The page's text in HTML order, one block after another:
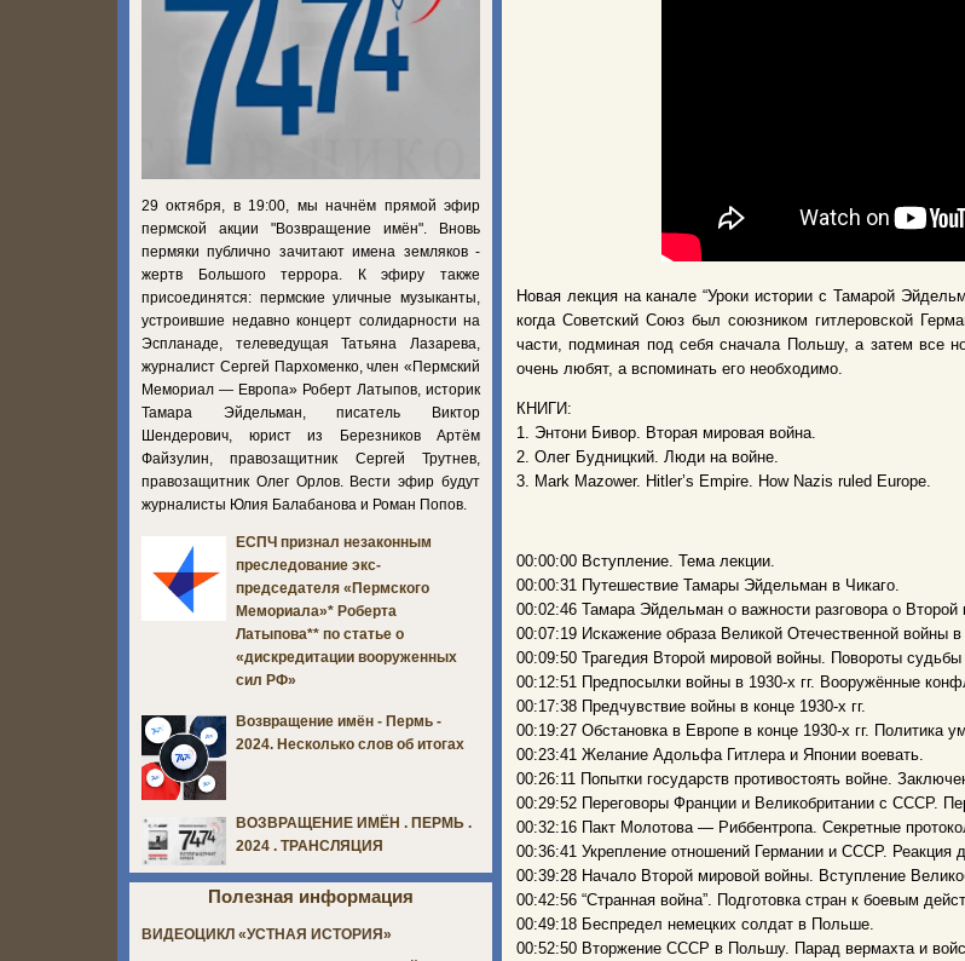
Новая лекция на канале “Уроки истории с Тамарой
когда Советский Союз был союзником гитлеровской
части, подминая под себя сначала Польшу, а затем все
очень любят, а вспоминать его необходимо.
КНИГИ:
1. Энтони Бивор. Вторая мировая война.
2. Олег Будницкий. Люди на войне.
3. Mark Mazower. Hitler’s Empire. How Nazis ruled Europe.
00:00:00 Вступление. Тема лекции.
00:00:31 Путешествие Тамары Эйдельман в Чикаго.
00:02:46 Тамара Эйдельман о важности разговора о Второй
00:07:19 Искажение образа Великой Отечественной войны
00:09:50 Трагедия Второй мировой войны. Повороты
00:12:51 Предпосылки войны в 1930-х гг. Вооружённые
00:17:38 Предчувствие войны в конце 1930-х гг.
00:19:27 Обстановка в Европе в конце 1930-х гг. Политика
00:23:41 Желание Адольфа Гитлера и Японии воевать.
00:26:11 Попытки государств противостоять войне.
00:29:52 Переговоры Франции и Великобритании с СССР.
00:32:16 Пакт Молотова — Риббентропа. Секретные
00:36:41 Укрепление отношений Германии и СССР. Реакция
00:39:28 Начало Второй мировой войны. Вступление
00:42:56 “Странная война”. Подготовка стран к боевым
00:49:18 Беспредел немецких солдат в Польше.
00:52:50 Вторжение СССР в Польшу. Парад вермахта и
29 октября, в 19:00, мы начнём прямой эфир
пермской акции "Возвращение имён". Вновь
пермяки публично зачитают имена земляков -
жертв Большого террора. К эфиру также
присоединятся: пермские уличные музыканты,
устроившие недавно концерт солидарности на
Эспланаде, телеведущая Татьяна Лазарева,
журналист Сергей Пархоменко, член «Пермский
Мемориал — Европа» Роберт Латыпов, историк
Тамара Эйдельман, писатель Виктор
Шендерович, юрист из Березников Артём
Файзулин, правозащитник Сергей Трутнев,
правозащитник Олег Орлов. Вести эфир будут
журналисты Юлия Балабанова и Роман Попов.
ЕСПЧ признал незаконным
преследование экс-
председателя «Пермского
Мемориала»* Роберта
Латыпова** по статье о
«дискредитации вооруженных
сил РФ»
Возвращение имён - Пермь -
2024. Несколько слов об итогах
ВОЗВРАЩЕНИЕ ИМЁН . ПЕРМЬ .
2024 . ТРАНСЛЯЦИЯ
Полезная информация
ВИДЕОЦИКЛ «УСТНАЯ ИСТОРИЯ»